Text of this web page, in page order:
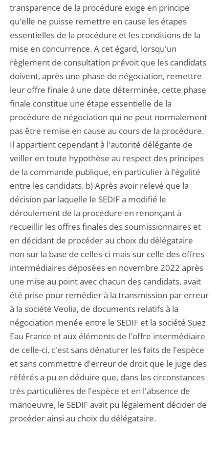
transparence de la procédure exige en principe
qu'elle ne puisse remettre en cause les étapes
essentielles de la procédure et les conditions de la
mise en concurrence. A cet égard, lorsqu'un
règlement de consultation prévoit que les candidats
doivent, après une phase de négociation, remettre
leur offre finale à une date déterminée, cette phase
finale constitue une étape essentielle de la
procédure de négociation qui ne peut normalement
pas être remise en cause au cours de la procédure.
Il appartient cependant à l'autorité délégante de
veiller en toute hypothèse au respect des principes
de la commande publique, en particulier à l'égalité
entre les candidats. b) Après avoir relevé que la
décision par laquelle le SEDIF a modifié le
déroulement de la procédure en renonçant à
recueillir les offres finales des soumissionnaires et
en décidant de procéder au choix du délégataire
non sur la base de celles-ci mais sur celle des offres
intermédiaires déposées en novembre 2022 après
une mise au point avec chacun des candidats, avait
été prise pour remédier à la transmission par erreur
à la société Veolia, de documents relatifs à la
négociation menée entre le SEDIF et la société Suez
Eau France et aux éléments de l'offre intermédiaire
de celle-ci, c'est sans dénaturer les faits de l'espèce
et sans commettre d'erreur de droit que le juge des
référés a pu en déduire que, dans les circonstances
très particulières de l'espèce et en l'absence de
manoeuvre, le SEDIF avait pu légalement décider de
procéder ainsi au choix du délégataire.